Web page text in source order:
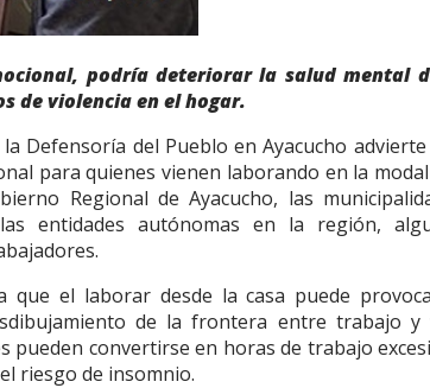
podría deteriorar la salud mental
de violencia en el hogar.
Defensoría del Pueblo en Ayacucho
para quienes vienen laborando en la
Regional de Ayacucho, las
entidades autónomas en la región,
que el laborar desde la casa puede
de la frontera entre trabajo y
convertirse en horas de trabajo
riesgo de insomnio.